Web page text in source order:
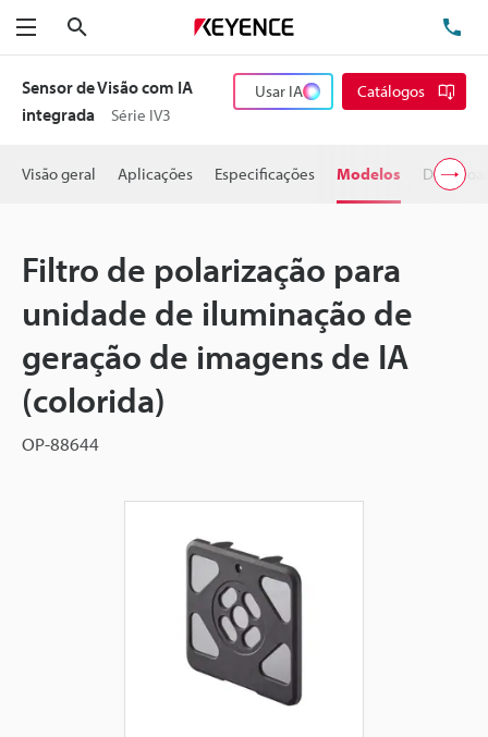
Menu
Sensor de Visão com IA
integrada
Série IV3
Usar IA Catálogos
Visão geral Aplicações Especificações Modelos
Filtro de polarização para
unidade de iluminação de
geração de imagens de IA
(colorida)
OP-88644